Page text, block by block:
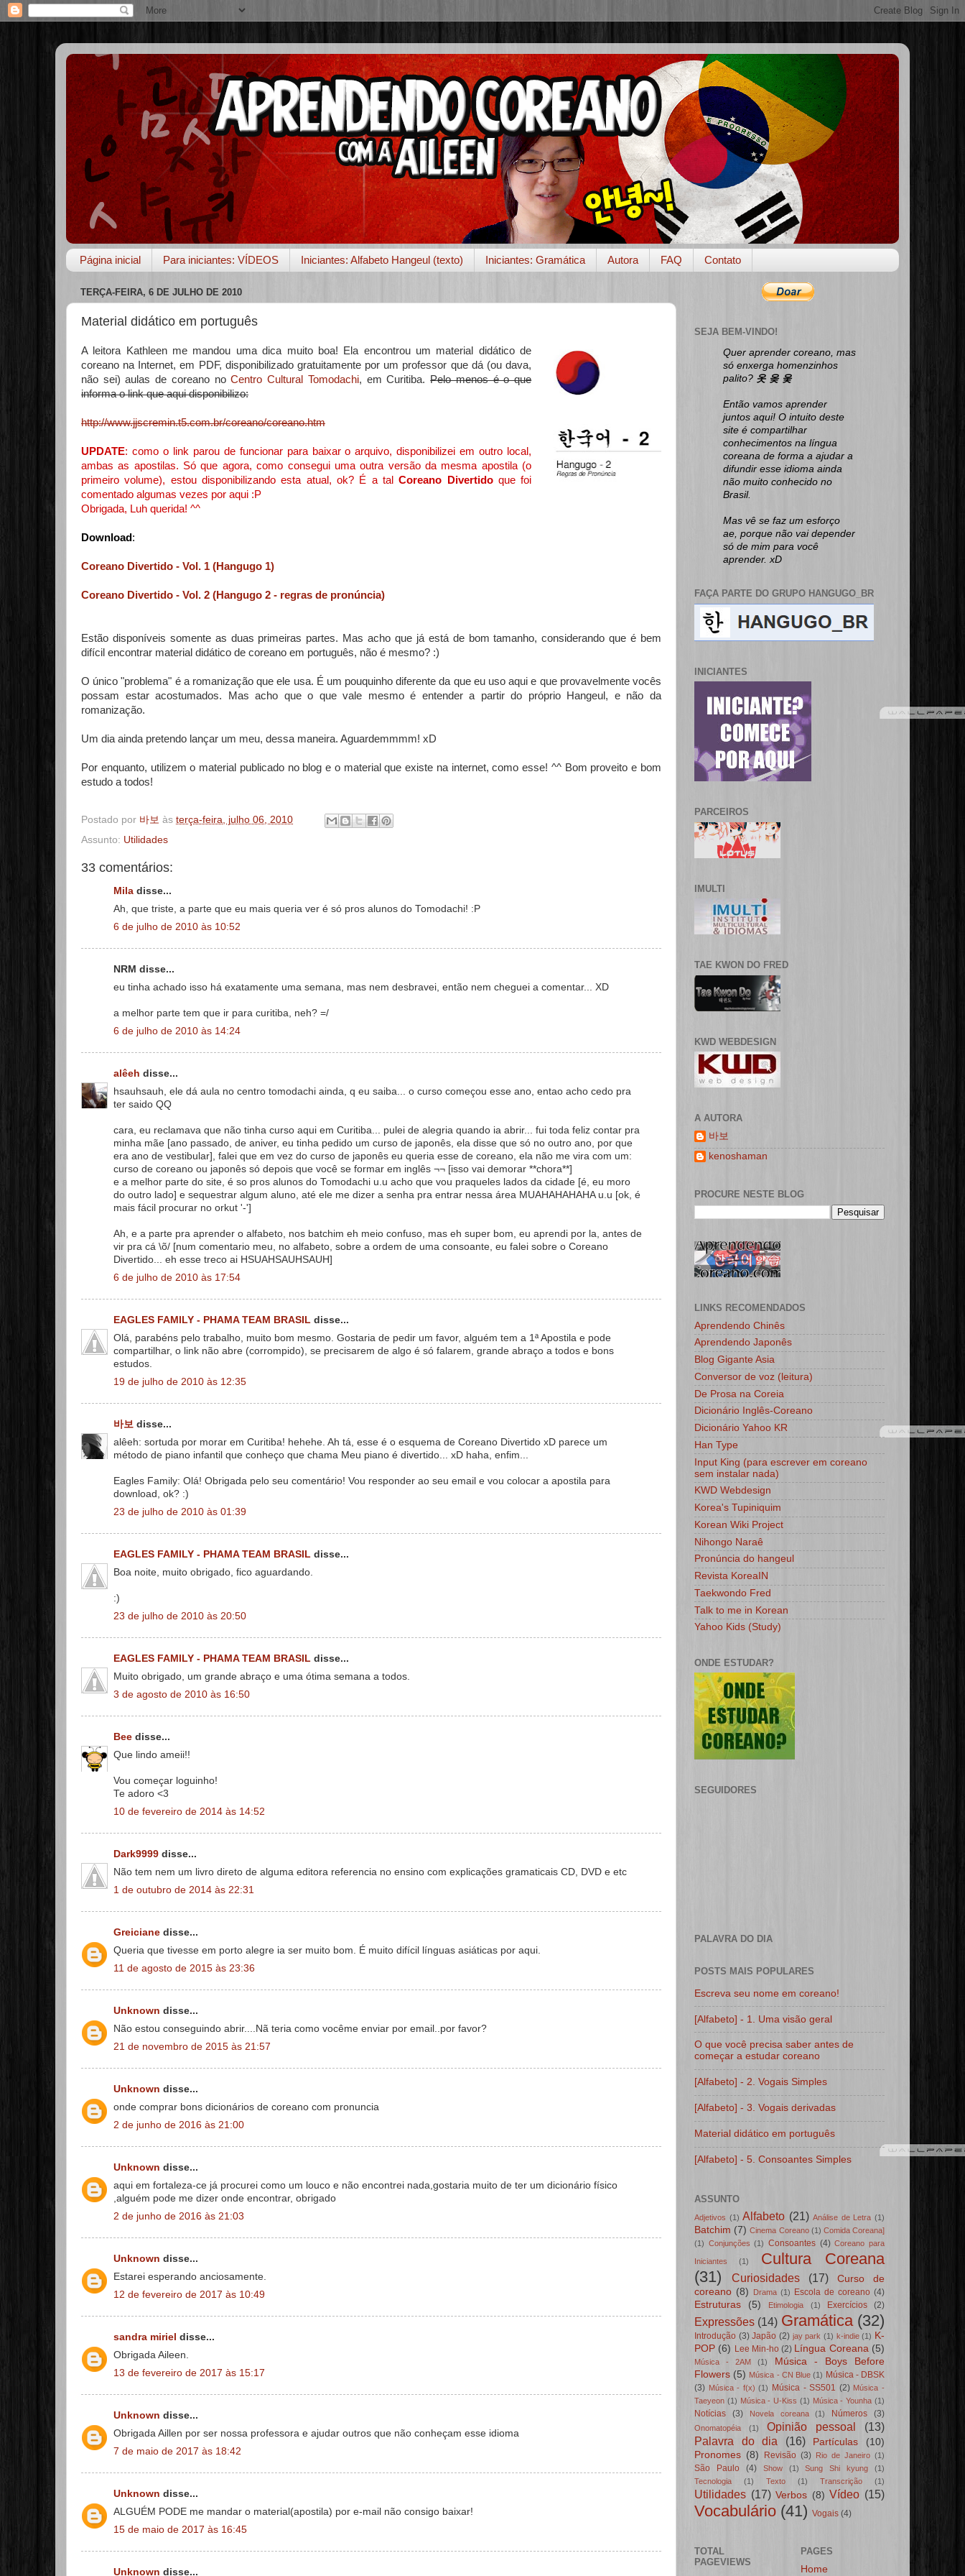
Página inicial Para iniciantes: VÍDEOS Iniciantes: Alfabeto Hangeul (texto) Iniciantes: Gramática Autora FAQ Contato
TERÇA-FEIRA, 6 DE JULHO DE 2010
Material didático em português
A leitora Kathleen me mandou uma dica muito boa! Ela encontrou um material didático de
coreano na Internet, em PDF, disponibilizado gratuitamente por um professor que dá (ou dava,
não sei) aulas de coreano noCentro Cultural Tomodachi, em Curitiba.Pelo menos é o que
informa o link que aqui disponibilizo:
http://www.jjscremin.t5.com.br/coreano/coreano.htm
UPDATE: como o link parou de funcionar para baixar o arquivo, disponibilizei em outro local,
ambas as apostilas. Só que agora, como consegui uma outra versão da mesma apostila (o
primeiro volume), estou disponibilizando esta atual, ok? É a talCoreano Divertidoque foi
comentado algumas vezes por aqui :P
Obrigada, Luh querida! ^^
Download :
Coreano Divertido - Vol. 1 (Hangugo 1)
Coreano Divertido - Vol. 2 (Hangugo 2 - regras de pronúncia)
Estão disponíveis somente as duas primeiras partes. Mas acho que já está de bom tamanho, considerando que é bem
difícil encontrar material didático de coreano em português, não é mesmo? :)
O único "problema" é a romanização que ele usa. É um pouquinho diferente da que eu uso aqui e que provavelmente vocês
possam estar acostumados. Mas acho que o que vale mesmo é entender a partir do próprio Hangeul, e não da
romanização.
Um dia ainda pretendo lançar um meu, dessa maneira. Aguardemmmm! xD
Por enquanto, utilizem o material publicado no blog e o material que existe na internet, como esse! ^^ Bom proveito e bom
estudo a todos!
Postado por 바보 às terça-feira, julho 06, 2010
Assunto: Utilidades
33 comentários:
Mila disse...
Ah, que triste, a parte que eu mais queria ver é só pros alunos do Tomodachi! :P
6 de julho de 2010 às 10:52
NRM disse...
eu tinha achado isso há exatamente uma semana, mas nem desbravei, então nem cheguei a comentar... XD
a melhor parte tem que ir para curitiba, neh? =/
6 de julho de 2010 às 14:24
alêeh disse...
hsauhsauh, ele dá aula no centro tomodachi ainda, q eu saiba... o curso começou esse ano, entao acho cedo pra
ter saido QQ
cara, eu reclamava que não tinha curso aqui em Curitiba... pulei de alegria quando ia abrir... fui toda feliz contar pra
minha mãe [ano passado, de aniver, eu tinha pedido um curso de japonês, ela disse que só no outro ano, por que
era ano de vestibular], falei que em vez do curso de japonês eu queria esse de coreano, ela não me vira com um:
curso de coreano ou japonês só depois que você se formar em inglês ¬¬ [isso vai demorar **chora**]
e a melhor parte do site, é so pros alunos do Tomodachi u.u acho que vou praqueles lados da cidade [é, eu moro
do outro lado] e sequestrar algum aluno, até ele me dizer a senha pra entrar nessa área MUAHAHAHAHA u.u [ok, é
mais fácil procurar no orkut '-']
Ah, e a parte pra aprender o alfabeto, nos batchim eh meio confuso, mas eh super bom, eu aprendi por la, antes de
vir pra cá \õ/ [num comentario meu, no alfabeto, sobre a ordem de uma consoante, eu falei sobre o Coreano
Divertido... eh esse treco ai HSUAHSAUHSAUH]
6 de julho de 2010 às 17:54
EAGLES FAMILY - PHAMA TEAM BRASIL disse...
Olá, parabéns pelo trabalho, muito bom mesmo. Gostaria de pedir um favor, alguém tem a 1ª Apostila e pode
compartilhar, o link não abre (corrompido), se precisarem de algo é só falarem, grande abraço a todos e bons
estudos.
19 de julho de 2010 às 12:35
바보 disse...
alêeh: sortuda por morar em Curitiba! hehehe. Ah tá, esse é o esquema de Coreano Divertido xD parece um
método de piano infantil que conheço que chama Meu piano é divertido... xD haha, enfim...
Eagles Family: Olá! Obrigada pelo seu comentário! Vou responder ao seu email e vou colocar a apostila para
download, ok? :)
23 de julho de 2010 às 01:39
EAGLES FAMILY - PHAMA TEAM BRASIL disse...
Boa noite, muito obrigado, fico aguardando.
:)
23 de julho de 2010 às 20:50
EAGLES FAMILY - PHAMA TEAM BRASIL disse...
Muito obrigado, um grande abraço e uma ótima semana a todos.
3 de agosto de 2010 às 16:50
Bee disse...
Que lindo ameii!!
Vou começar loguinho!
Te adoro <3
10 de fevereiro de 2014 às 14:52
Dark9999 disse...
Não tem nem um livro direto de alguma editora referencia no ensino com explicações gramaticais CD, DVD e etc
1 de outubro de 2014 às 22:31
Greiciane disse...
Queria que tivesse em porto alegre ia ser muito bom. É muito difícil línguas asiáticas por aqui.
11 de agosto de 2015 às 23:36
Unknown disse...
Não estou conseguindo abrir....Nã teria como vocême enviar por email..por favor?
21 de novembro de 2015 às 21:57
Unknown disse...
onde comprar bons dicionários de coreano com pronuncia
2 de junho de 2016 às 21:00
Unknown disse...
aqui em fortaleza-ce já procurei como um louco e não encontrei nada,gostaria muito de ter um dicionário físico
,alguém pode me dizer onde encontrar, obrigado
2 de junho de 2016 às 21:03
Unknown disse...
Estarei esperando anciosamente.
12 de fevereiro de 2017 às 10:49
sandra miriel disse...
Obrigada Aileen.
13 de fevereiro de 2017 às 15:17
Unknown disse...
Obrigada Aillen por ser nossa professora e ajudar outros que não conheçam esse idioma
7 de maio de 2017 às 18:42
Unknown disse...
ALGUÉM PODE me mandar o material(apostila) por e-mail não consigo baixar!
15 de maio de 2017 às 16:45
Unknown disse...
SEJA BEM-VINDO!
Quer aprender coreano, mas
só enxerga homenzinhos
palito? 옷 옺 웆
Então vamos aprender
juntos aqui! O intuito deste
site é compartilhar
conhecimentos na língua
coreana de forma a ajudar a
difundir esse idioma ainda
não muito conhecido no
Brasil.
Mas vê se faz um esforço
ae, porque não vai depender
só de mim para você
aprender. xD
FAÇA PARTE DO GRUPO HANGUGO_BR
INICIANTES
PARCEIROS
IMULTI
TAE KWON DO FRED
KWD WEBDESIGN
A AUTORA
바보
kenoshaman
PROCURE NESTE BLOG
LINKS RECOMENDADOS
Aprendendo Chinês
Aprendendo Japonês
Blog Gigante Asia
Conversor de voz (leitura)
De Prosa na Coreia
Dicionário Inglês-Coreano
Dicionário Yahoo KR
Han Type
Input King (para escrever em coreano
sem instalar nada)
KWD Webdesign
Korea's Tupiniquim
Korean Wiki Project
Nihongo Naraê
Pronúncia do hangeul
Revista KoreaIN
Taekwondo Fred
Talk to me in Korean
Yahoo Kids (Study)
ONDE ESTUDAR?
SEGUIDORES
PALAVRA DO DIA
POSTS MAIS POPULARES
Escreva seu nome em coreano!
[Alfabeto] - 1. Uma visão geral
O que você precisa saber antes de
começar a estudar coreano
[Alfabeto] - 2. Vogais Simples
[Alfabeto] - 3. Vogais derivadas
Material didático em português
[Alfabeto] - 5. Consoantes Simples
ASSUNTO
Adjetivos (1) Alfabeto (21) Análise de Letra (1)
Batchim (7) Cinema Coreano (1) Comida Coreana]
(1) Conjunções (1) Consoantes (4) Coreano para
Iniciantes (1)
Cultura Coreana
(31)
Curiosidades (17)
Curso de
coreano (8) Drama (1) Escola de coreano (4)
Estruturas (5) Etimologia (1) Exercícios (2)
Expressões (14) Gramática (32)
Introdução (3) Japão (2) jay park (1) k-indie (1) K-
POP (6) Lee Min-ho (2) Língua Coreana (5)
Música - 2AM (1)
Música - Boys Before
Flowers (5) Música - CN Blue (1) Música - DBSK
(3) Música - f(x) (1) Música - SS501 (2) Música -
Taeyeon (1) Música - U-Kiss (1) Música - Younha (1)
Notícias (3) Novela coreana (1) Números (3)
Onomatopéia (1) Opinião pessoal
(13)
Palavra do dia
(16) Partículas
(10)
Pronomes (8) Revisão (3) Rio de Janeiro (1)
São Paulo (4) Show (1) Sung Shi kyung
(1)
Tecnologia
(1) Texto (1) Transcrição (1)
Utilidades (17) Verbos (8) Vídeo (15)
Vocabulário (41) Vogais (4)
TOTAL
PAGEVIEWS
PAGES
Home